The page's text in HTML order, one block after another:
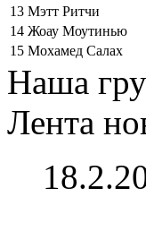
13 Мэтт Ритчи
14 Жоау Моутинью
15 Мохамед Салах
Наша
Лента